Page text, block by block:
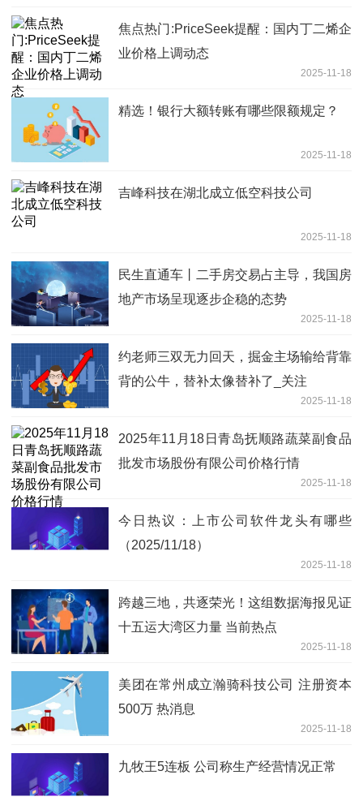
焦点热门:PriceSeek提醒：国内丁二烯企
业价格上调动态
2025-11-18
精选！银行大额转账有哪些限额规定？
2025-11-18
吉峰科技在湖北成立低空科技公司
2025-11-18
民生直通车丨二手房交易占主导，我国房
地产市场呈现逐步企稳的态势
2025-11-18
约老师三双无力回天，掘金主场输给背靠
背的公牛，替补太像替补了_关注
2025-11-18
2025年11月18日青岛抚顺路蔬菜副食品
批发市场股份有限公司价格行情
2025-11-18
今日热议：上市公司软件龙头有哪些
（2025/11/18）
2025-11-18
跨越三地，共逐荣光！这组数据海报见证
十五运大湾区力量 当前热点
2025-11-18
美团在常州成立瀚骑科技公司 注册资本
500万 热消息
2025-11-18
九牧王5连板 公司称生产经营情况正常